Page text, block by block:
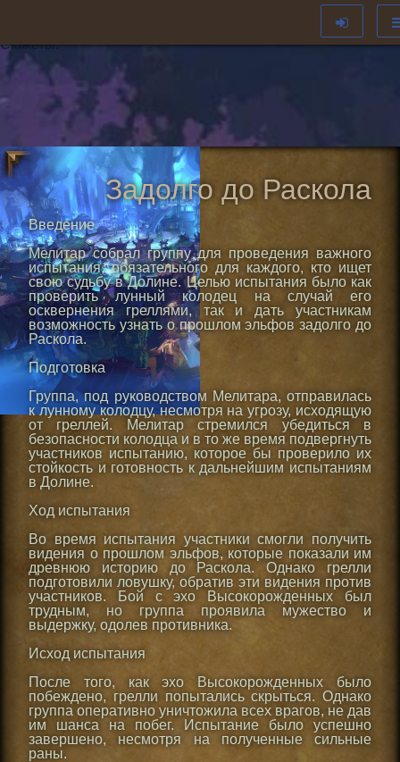
Сюжеты:
Задолго до Раскола
Введение
Мелитар собрал группу для проведения важного
испытания, обязательного для каждого, кто ищет
свою судьбу в Долине. Целью испытания было как
проверить лунный колодец на случай его
осквернения греллями, так и дать участникам
возможность узнать о прошлом эльфов задолго до
Раскола.
Подготовка
Группа, под руководством Мелитара, отправилась
к лунному колодцу, несмотря на угрозу, исходящую
от греллей. Мелитар стремился убедиться в
безопасности колодца и в то же время подвергнуть
участников испытанию, которое бы проверило их
стойкость и готовность к дальнейшим испытаниям
в Долине.
Ход испытания
Во время испытания участники смогли получить
видения о прошлом эльфов, которые показали им
древнюю историю до Раскола. Однако грелли
подготовили ловушку, обратив эти видения против
участников. Бой с эхо Высокорожденных был
трудным, но группа проявила мужество и
выдержку, одолев противника.
Исход испытания
После того, как эхо Высокорожденных было
побеждено, грелли попытались скрыться. Однако
группа оперативно уничтожила всех врагов, не дав
им шанса на побег. Испытание было успешно
завершено, несмотря на полученные сильные
раны.